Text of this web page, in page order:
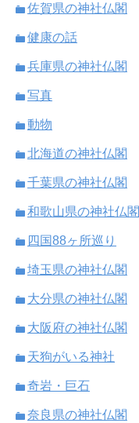
佐賀県の神社仏閣
健康の話
兵庫県の神社仏閣
写真
動物
北海道の神社仏閣
千葉県の神社仏閣
和歌山県の神社仏閣
四国88ヶ所巡り
埼玉県の神社仏閣
大分県の神社仏閣
大阪府の神社仏閣
天狗がいる神社
奇岩・巨石
奈良県の神社仏閣